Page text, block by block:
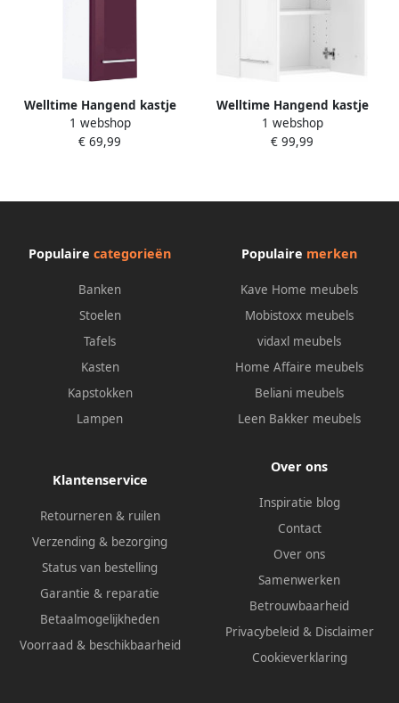
Welltime Hangend kastje
Venetië Badkamermeubel in
breedte 25 cm
1 webshop
€ 69,99
Welltime Hangend kastje
Venetië Badkamermeubel
met breedte 50 cm met
1 webshop
€ 99,99
Populaire categorieën
Banken
Stoelen
Tafels
Kasten
Kapstokken
Lampen
Populaire merken
Kave Home meubels
Mobistoxx meubels
vidaxl meubels
Home Affaire meubels
Beliani meubels
Leen Bakker meubels
Klantenservice
Retourneren & ruilen
Verzending & bezorging
Status van bestelling
Garantie & reparatie
Betaalmogelijkheden
Voorraad & beschikbaarheid
Over ons
Inspiratie blog
Contact
Over ons
Samenwerken
Betrouwbaarheid
Privacybeleid & Disclaimer
Cookieverklaring